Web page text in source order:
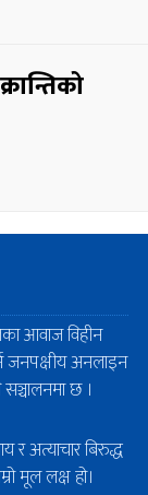
आवाज विहीन
जनपक्षीय अनलाइन
छ ।
र अत्याचार बिरुद्ध
मूल लक्ष हो।